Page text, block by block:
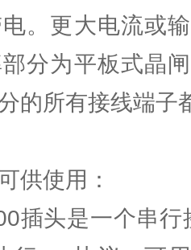
。更大电流或
分为平板式晶
的所有接线端子
供使用：
插头是一个串行